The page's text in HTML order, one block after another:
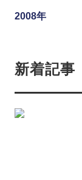
2008年
新着記事